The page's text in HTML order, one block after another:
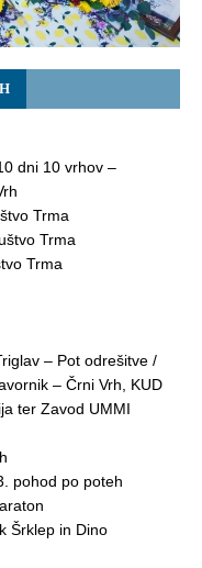
dni 10 vrhov –
Trma
Trma
Trma
– Pot odrešitve /
– Črni Vrh, KUD
ter Zavod UMMI
pohod po poteh
Šrklep in Dino